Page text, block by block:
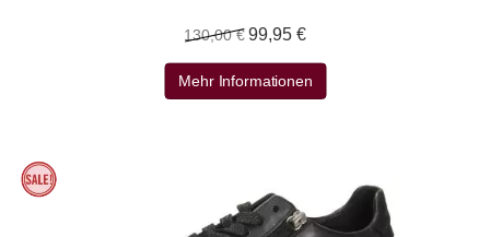
130,00 € 99,95 €
Mehr Informationen